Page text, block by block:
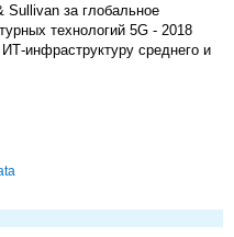
Sullivan за глобальное
технологий 5G - 2018
инфраструктуру среднего и